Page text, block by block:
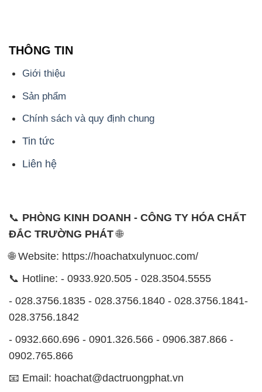
THÔNG TIN
Giới thiệu
Sản phẩm
Chính sách và quy định chung
Tin tức
Liên hệ
📞 PHÒNG KINH DOANH - CÔNG TY HÓA CHẤT
ĐẮC TRƯỜNG PHÁT🌐
🌐 Website: https://hoachatxulynuoc.com/
📞 Hotline: - 0933.920.505 - 028.3504.5555
- 028.3756.1835 - 028.3756.1840 - 028.3756.1841-
028.3756.1842
- 0932.660.696 - 0901.326.566 - 0906.387.866 -
0902.765.866
📧 Email: hoachat@dactruongphat.vn